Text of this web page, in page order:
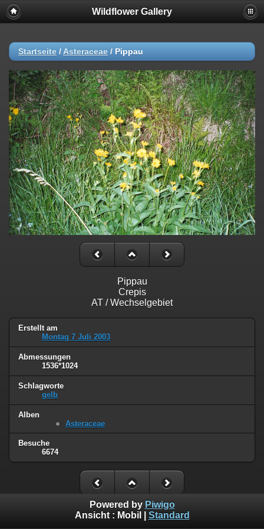
Wildflower Gallery
Startseite / Asteraceae / Pippau
Pippau
Crepis
AT / Wechselgebiet
Erstellt am
Montag 7 Juli 2003
Abmessungen
1536*1024
Schlagworte
gelb
Alben
Asteraceae
Besuche
6674
Powered by Piwigo
Ansicht : Mobil Standard